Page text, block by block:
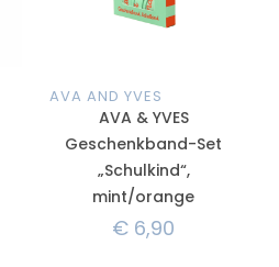
AVA AND YVES
AVA & YVES
Geschenkband-Set
„Schulkind“,
mint/orange
€ 6,90